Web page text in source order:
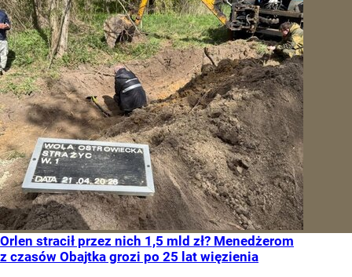
Orlen stracił przez nich 1,5 mld zł? Menedżerom
z czasów Obajtka grozi po 25 lat więzienia